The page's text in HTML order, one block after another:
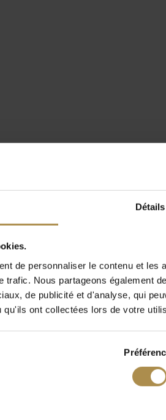
Détails
de personnaliser le contenu et
trafic. Nous partageons également
de publicité et d'analyse, qui
qu'ils ont collectées lors de votre